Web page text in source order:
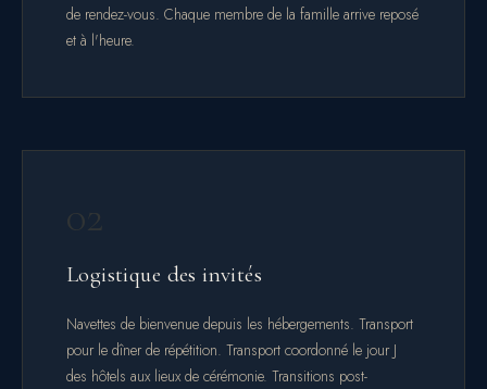
de rendez-vous. Chaque membre de la famille arrive reposé
et à l'heure.
02
Logistique des invités
Navettes de bienvenue depuis les hébergements. Transport
pour le dîner de répétition. Transport coordonné le jour J
des hôtels aux lieux de cérémonie. Transitions post-